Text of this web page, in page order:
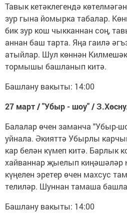
Тавык кетәклегендә
зур гына йомырка табалар.
бик зур кош чыкканнан соң,
аннан баш тарта. Яңа гаилә
атыйлар. Шул көннән
тормышы башланып китә.
Башлану вакыты: 14:00
27 март / "Убыр - шоу" /
Балалар өчен заманча "Убыр-
уйнала. Әкияттә Убырлы
кар белән күмеп китә. Барлык
хайваннар җыелып
күңелен эретер өчен махсус
телиләр. Шуннан тамаша
Башлану вакыты: 14:00